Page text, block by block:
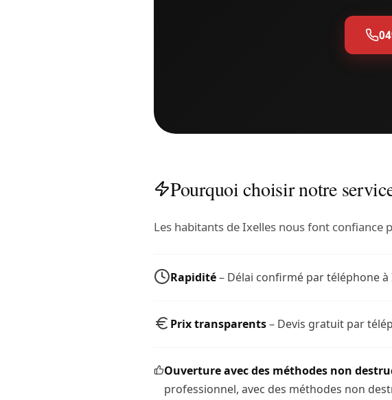
Pourquoi choisir notre
Les habitants de Ixelles nous font
Rapidité– Délai confirmé par téléphone à
Prix transparents– Devis gratuit par
Ouverture avec des méthodes non
professionnel, avec des méthodes non